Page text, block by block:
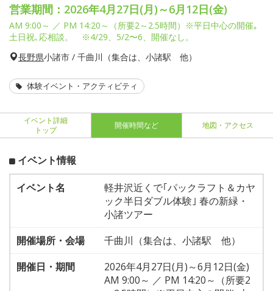
営業期間：2026年4月27日(月)～6月12日(金)
AM 9:00～ ／ PM 14:20～（所要2～2.5時間）※平日中心の開催｡
土日祝､応相談。 ※4/29、5/2〜6、開催なし。
長野県小諸市 / 千曲川（集合は、小諸駅 他）
体験イベント・アクティビティ
イベント詳細
トップ
開催時間など 地図・アクセス
イベント情報
イベント名
軽井沢近くで｢パックラフト＆カヤ
ック半日ダブル体験｣ 春の新緑・
小諸ツアー
開催場所・会場
千曲川（集合は、小諸駅 他）
開催日・期間
2026年4月27日(月)～6月12日(金)
AM 9:00～ ／ PM 14:20～（所要2